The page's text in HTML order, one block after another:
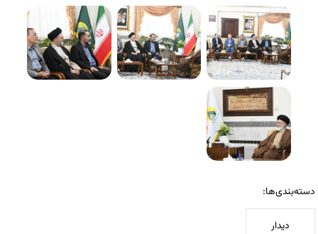
دسته‌بندی‌ها:
دیدار